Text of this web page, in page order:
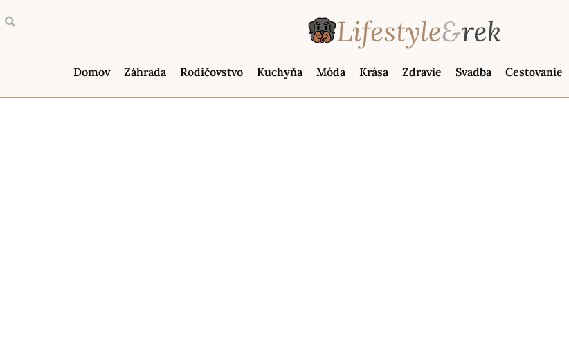
Domov Záhrada Rodičovstvo Kuchyňa Móda Krása Zdravie Svadba Cestovanie